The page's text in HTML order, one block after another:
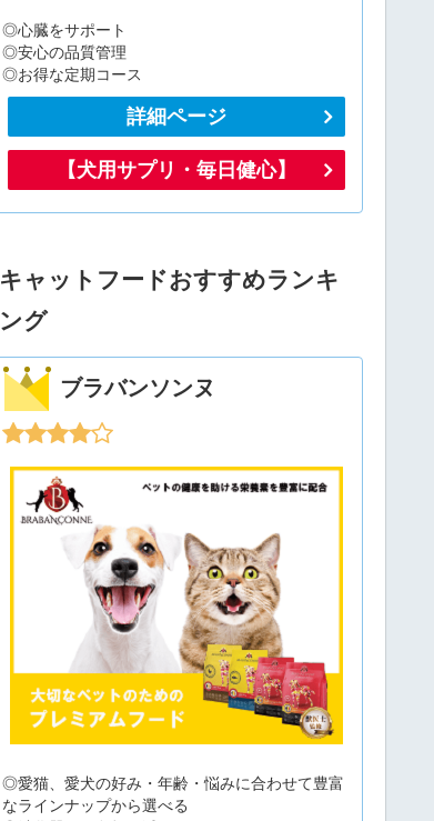
◎心臓をサポート
◎安心の品質管理
◎お得な定期コース
詳細ページ
【犬用サプリ・毎日健心】
キャットフードおすすめランキ
ング
ブラバンソンヌ
◎愛猫、愛犬の好み・年齢・悩みに合わせて豊富
なラインナップから選べる